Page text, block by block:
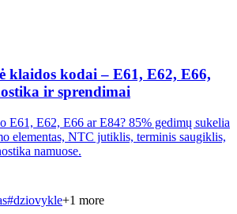
klaidos kodai – E61, E62, E66,
ir sprendimai
E61, E62, E66 ar E84? 85% gedimų sukelia
elementas, NTC jutiklis, terminis saugiklis,
namuose.
#dziovykle+1 more